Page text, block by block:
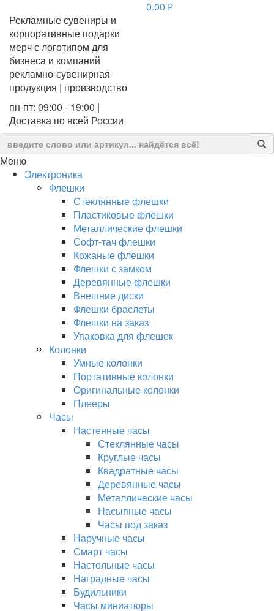
Рекламные сувениры и
корпоративные подарки
мерч с логотипом для
бизнеса и компаний
рекламно-сувенирная
продукция | производство
пн-пт: 09:00 - 19:00 |
Доставка по всей России
0.00 руб.
Меню
Электроника
Флешки
Стеклянные флешки
Пластиковые флешки
Металлические флешки
Софт-тач флешки
Кожаные флешки
Флешки с замком
Деревянные флешки
Внешние диски
Флешки браслеты
Флешки на заказ
Упаковка для флешек
Колонки
Умные колонки
Портативные колонки
Оригинальные колонки
Плееры
Часы
Настенные часы
Стеклянные часы
Круглые часы
Квадратные часы
Деревянные часы
Металлические часы
Насыпные часы
Часы под заказ
Наручные часы
Смарт часы
Настольные часы
Наградные часы
Будильники
Часы миниатюры